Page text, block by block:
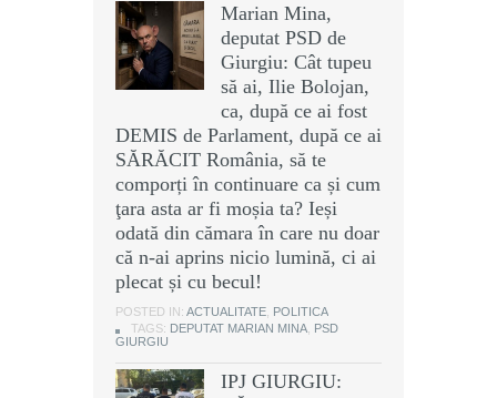
Marian Mina,
deputat PSD de
Giurgiu: Cât tupeu
să ai, Ilie Bolojan,
ca, după ce ai fost
DEMIS de Parlament, după ce ai
SĂRĂCIT România, să te
comporți în continuare ca și cum
ţara asta ar fi moșia ta? Ieși
odată din cămara în care nu doar
că n-ai aprins nicio lumină, ci ai
plecat și cu becul!
POSTED IN: ACTUALITATE POLITICA
TAGS: DEPUTAT MARIAN MINA PSD
GIURGIU
IPJ GIURGIU: